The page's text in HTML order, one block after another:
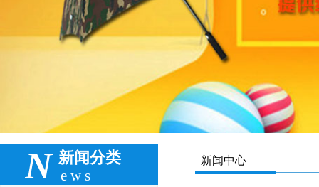
N 新闻分类 新闻中心
ews